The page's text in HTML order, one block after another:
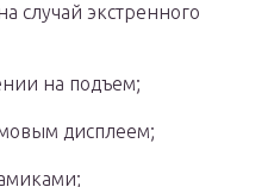
случай экстренного
на подъем;
дисплеем;